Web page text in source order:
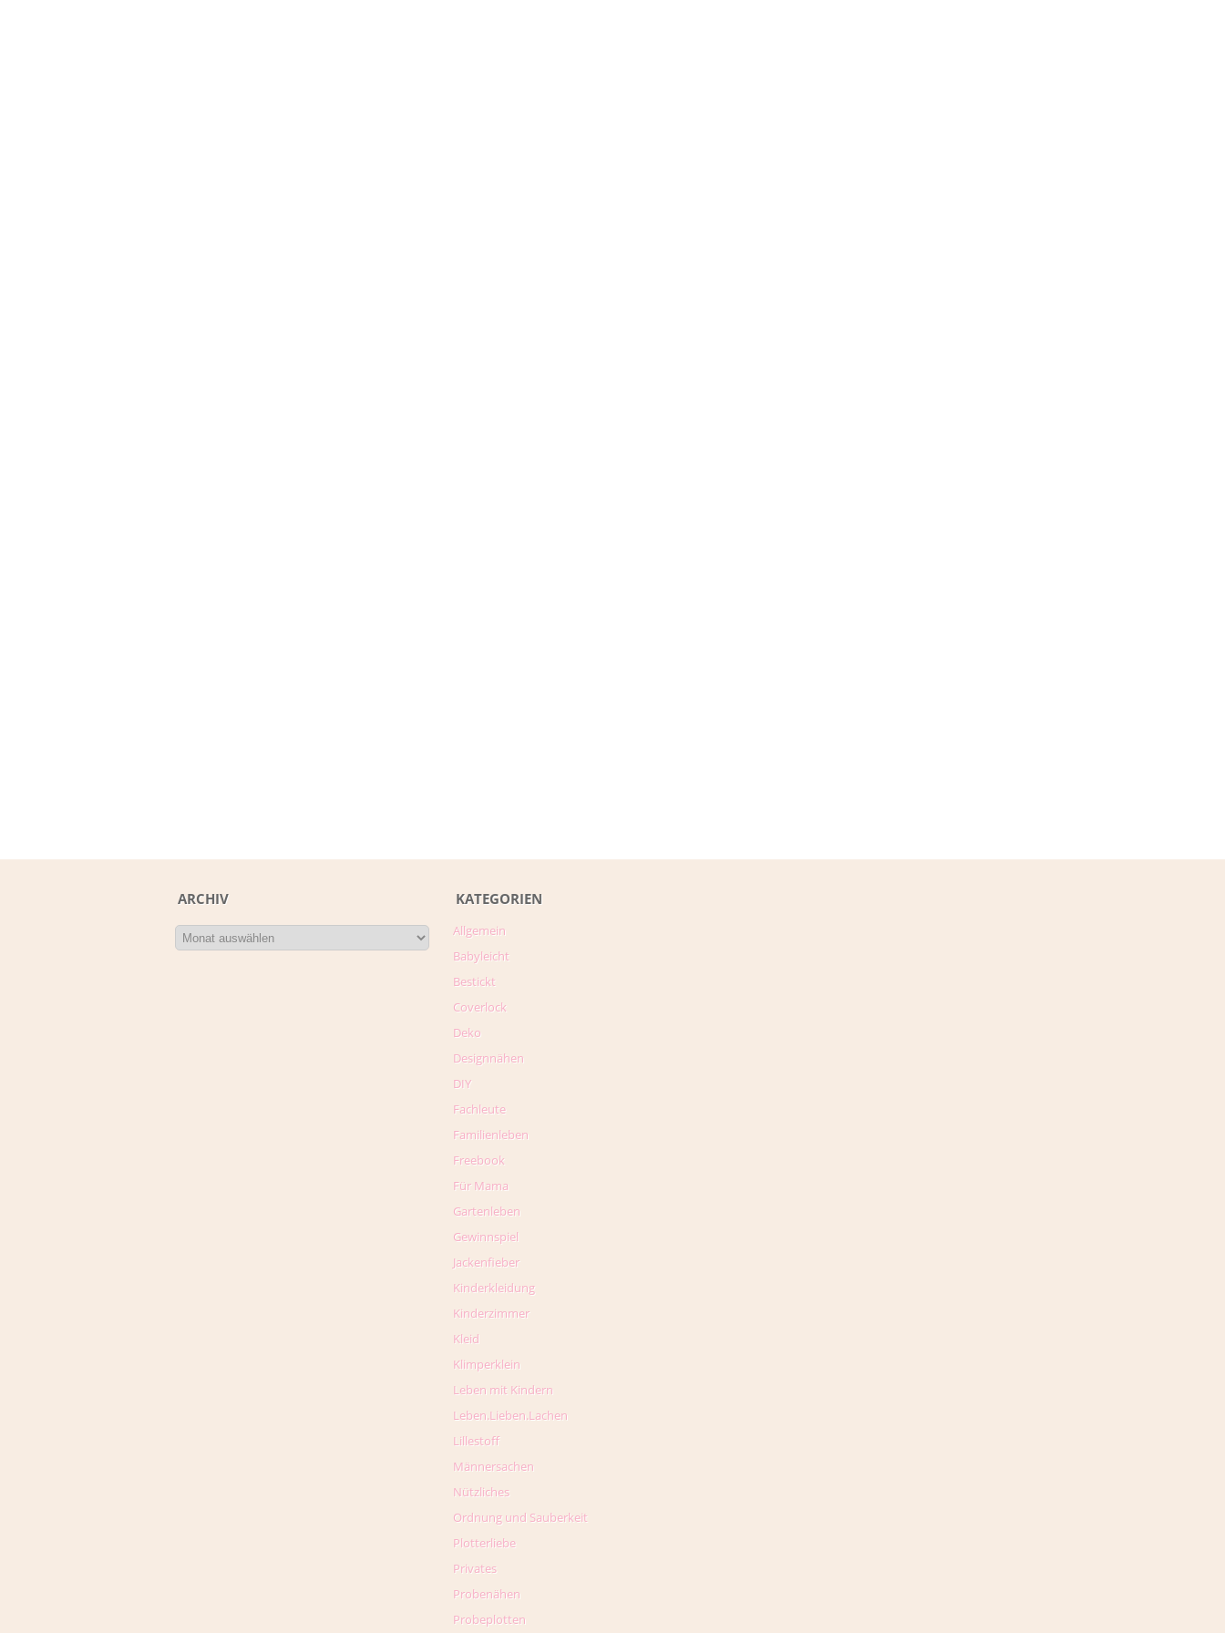
ARCHIV KATEGORIEN
Allgemein
Babyleicht
Bestickt
Coverlock
Deko
Designnähen
DIY
Fachleute
Familienleben
Freebook
Für Mama
Gartenleben
Gewinnspiel
Jackenfieber
Kinderkleidung
Kinderzimmer
Kleid
Klimperklein
Leben mit Kindern
Leben.Lieben.Lachen
Lillestoff
Männersachen
Nützliches
Ordnung und Sauberkeit
Plotterliebe
Privates
Probenähen
Probeplotten